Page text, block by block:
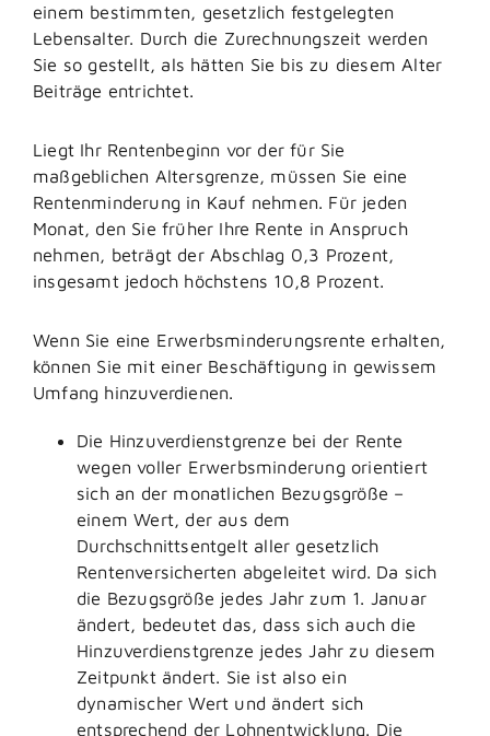
einem bestimmten, gesetzlich festgelegten
Lebensalter. Durch die Zurechnungszeit werden
Sie so gestellt, als hätten Sie bis zu diesem Alter
Beiträge entrichtet.
Liegt Ihr Rentenbeginn vor der für Sie
maßgeblichen Altersgrenze, müssen Sie eine
Rentenminderung in Kauf nehmen. Für jeden
Monat, den Sie früher Ihre Rente in Anspruch
nehmen, beträgt der Abschlag 0,3 Prozent,
insgesamt jedoch höchstens 10,8 Prozent.
Wenn Sie eine Erwerbsminderungsrente erhalten,
können Sie mit einer Beschäftigung in gewissem
Umfang hinzuverdienen.
Die Hinzuverdienstgrenze bei der Rente
wegen voller Erwerbsminderung orientiert
sich an der monatlichen Bezugsgröße –
einem Wert, der aus dem
Durchschnittsentgelt aller gesetzlich
Rentenversicherten abgeleitet wird. Da sich
die Bezugsgröße jedes Jahr zum 1. Januar
ändert, bedeutet das, dass sich auch die
Hinzuverdienstgrenze jedes Jahr zu diesem
Zeitpunkt ändert. Sie ist also ein
dynamischer Wert und ändert sich
entsprechend der Lohnentwicklung. Die